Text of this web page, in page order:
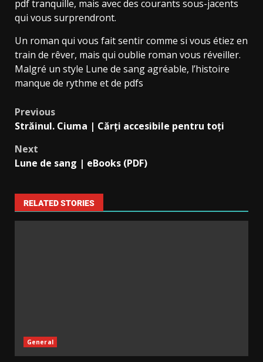
pdf tranquille, mais avec des courants sous-jacents
qui vous surprendront.
Un roman qui vous fait sentir comme si vous étiez en
train de rêver, mais qui oublie roman vous réveiller.
Malgré un style Lune de sang agréable, l’histoire
manque de rythme et de pdfs
Previous
Străinul. Ciuma | Cărți accesibile pentru toți
Next
Lune de sang | eBooks (PDF)
RELATED STORIES
General